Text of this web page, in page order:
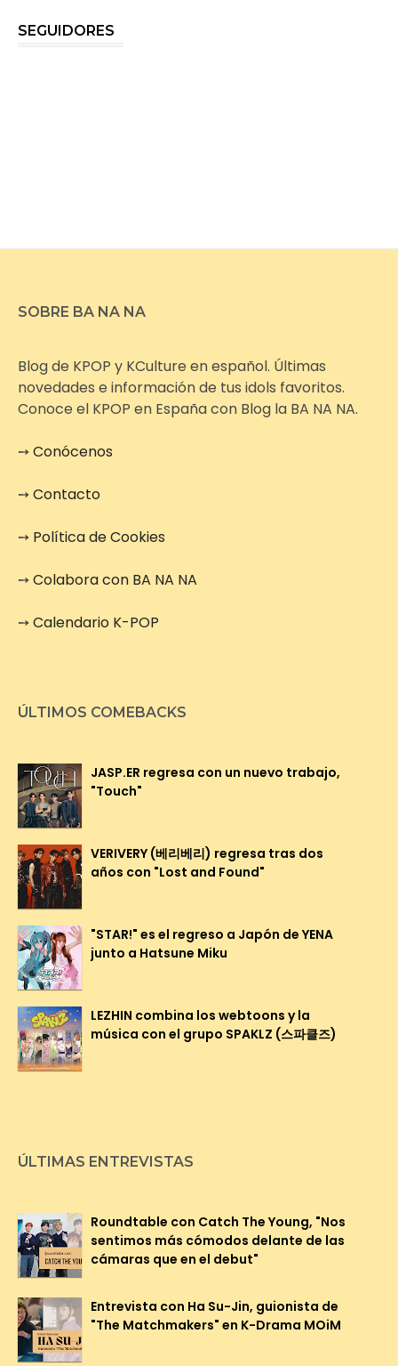
SEGUIDORES
SOBRE BA NA NA
Blog de KPOP y KCulture en español. Últimas
novedades e información de tus idols favoritos.
Conoce el KPOP en España con Blog la BA NA NA.
➙Conócenos
➙Contacto
➙ Política de Cookies
➙Colabora con BA NA NA
➙Calendario K-POP
ÚLTIMOS COMEBACKS
JASP.ER regresa con un nuevo trabajo,
"Touch"
VERIVERY (베리베리) regresa tras dos
años con "Lost and Found"
"STAR!" es el regreso a Japón de YENA
junto a Hatsune Miku
LEZHIN combina los webtoons y la
música con el grupo SPAKLZ (스파클즈)
ÚLTIMAS ENTREVISTAS
Roundtable con Catch The Young, "Nos
sentimos más cómodos delante de las
cámaras que en el debut"
Entrevista con Ha Su-Jin, guionista de
"The Matchmakers" en K-Drama MOiM